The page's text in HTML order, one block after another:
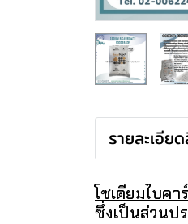
รายละเอีย
โซเดียมไบคา
ซึ่งเป็นส่วนป